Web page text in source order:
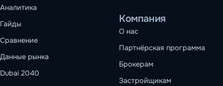
Аналитика
Гайды
Сравнение
Данные рынка
Dubai 2040
Компания
О нас
Партнёрская программа
Брокерам
Застройщикам